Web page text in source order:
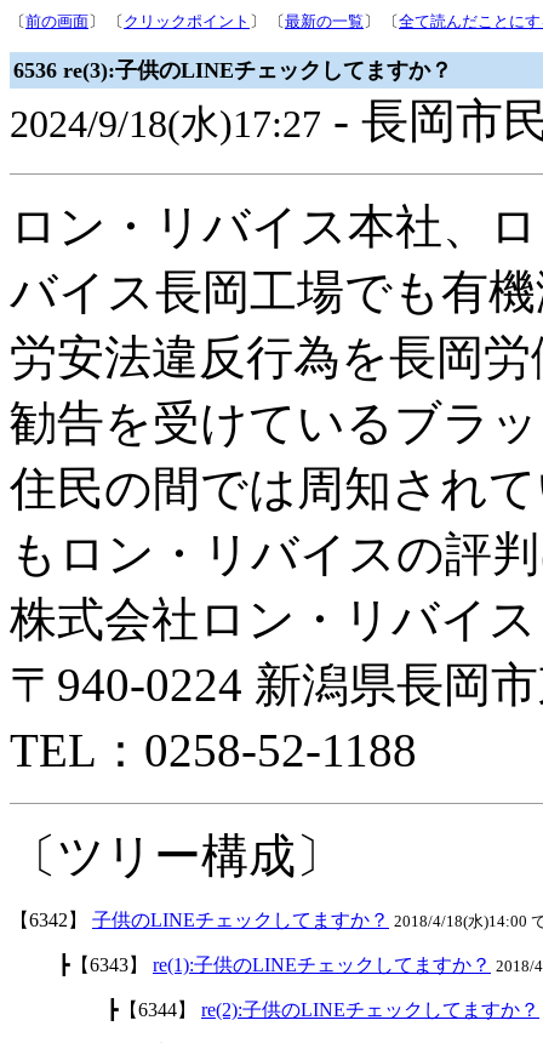
〔前の画面〕 〔 クリックポイント 〕 〔最新の一覧 〕 〔全て読んだことに
6536 re(3):子供のLINEチェックしてますか？
2024/9/18(水)17:27 - 長岡市
ロン・リバイス本社、
バイス長岡工場でも有
労安法違反行為を長岡
勧告を受けているブラ
住民の間では周知され
もロン・リバイスの評
株式会社ロン・リバイス
〒940-0224 新潟県長岡
TEL：0258-52-1188
〔ツリー構成〕
【6342】 子供のLINEチェックしてますか？ 2018/4/18(水)14:00
┣【6343】 re(1):子供のLINEチェックしてますか？ 2018/
┣【6344】 re(2):子供のLINEチェックしてますか？